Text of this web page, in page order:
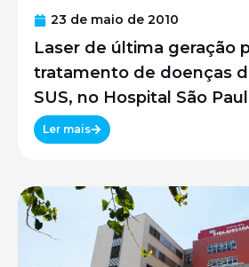
23 de maio de 2010
Laser de última geração
tratamento de doenças
SUS, no Hospital São
UNIFESP
Ler mais